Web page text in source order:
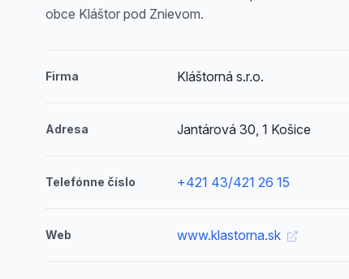
obce Kláštor pod Znievom.
Firma Kláštorná s.r.o.
Adresa Jantárová 30, 1 Košice
Telefónne číslo +421 43/421 26 15
Web www.klastorna.sk